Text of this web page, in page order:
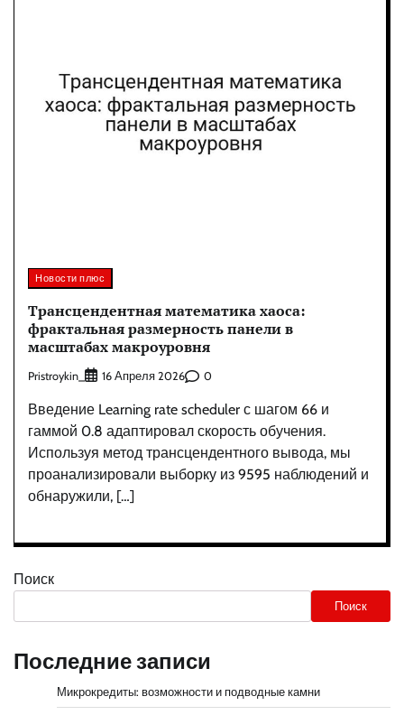
Новости плюс
Трансцендентная математика хаоса:
фрактальная размерность панели в
масштабах макроуровня
Pristroykin_ 16 Апреля 2026 0
Введение Learning rate scheduler с шагом 66 и
гаммой 0.8 адаптировал скорость обучения.
Используя метод трансцендентного вывода, мы
проанализировали выборку из 9595 наблюдений и
обнаружили, […]
Поиск
Поиск
Последние записи
Микрокредиты: возможности и подводные камни